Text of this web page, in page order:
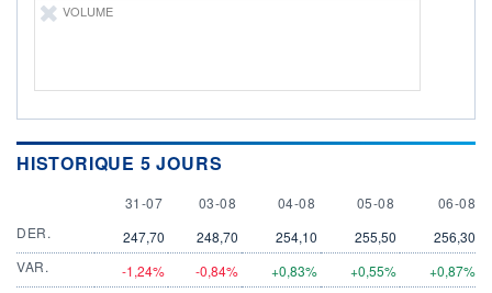
VOLUME
HISTORIQUE 5 JOURS
31 JULY
31-07 3 AUGUST
03-08 4 AUGUST
04-08 5 AUGUST
05-08 6
06-08
DER.
247,70 248,70 254,10 255,50
256,30
VAR.
-1,24% -0,84% +0,83% +0,55%
+0,87%